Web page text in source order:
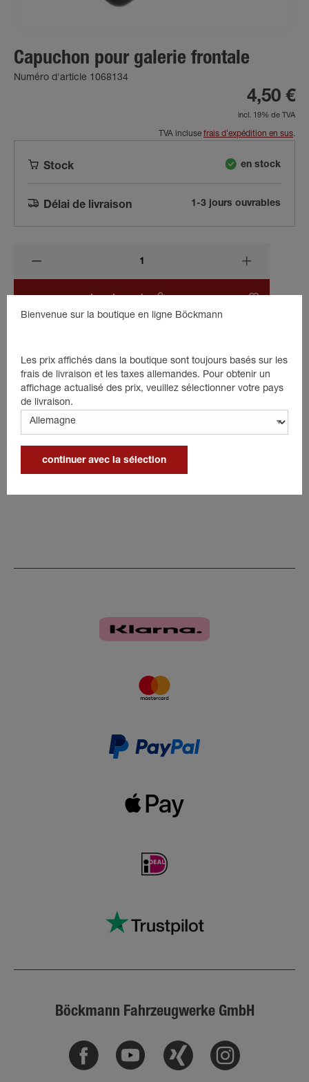
Capuchon pour galerie frontale
Numéro d'article 1068134
4,50 €
incl. 19% de TVA
TVA incluse frais d'expédition en sus.
Stock en stock
Délai de livraison 1-3 jours ouvrables
dans le panier
Beschreibung
Capuchon pour galerie frontale 30x30x60 W-PVC, noir.
Détails
Couleur : noir
Dimensions : 30 x 30 x 60 mm
Bienvenue sur la boutique en ligne Böckmann
Les prix affichés dans la boutique sont toujours basés sur les
frais de livraison et les taxes allemandes. Pour obtenir un
affichage actualisé des prix, veuillez sélectionner votre pays
de livraison.
continuer avec la sélection
Böckmann Fahrzeugwerke GmbH
Facebook Youtube Xing Instagram